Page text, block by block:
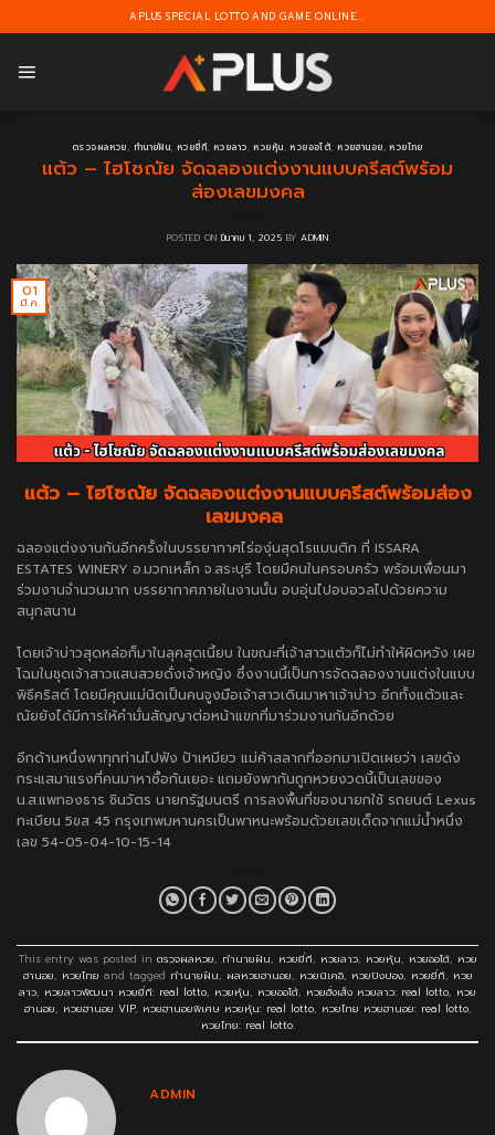
to
APLUS SPECIAL LOTTO AND GAME ONLINE...
ตรวจผลหวย, ทำนายฝัน, หวยยี่กี, หวยลาว, หวยหุ้น, หวยออโต้, หวยฮานอย, หวยไทย
แต้ว – ไฮโซณัย จัดฉลองแต่งงานแบบครีสต์พร้อม
ส่องเลขมงคล
POSTED ONมีนาคม 1, 2025 BYADMIN
01
มี.ค.
แต้ว – ไฮโซณัย จัดฉลองแต่งงานแบบครีสต์พร้อมส่อง
เลขมงคล
ฉลองแต่งงานกันอีกครั้งในบรรยากาศไร่องุ่นสุดโรแมนติก ที่ ISSARA
ESTATES WINERY อ.มวกเหล็ก จ.สระบุรี โดยมีคนในครอบครัว พร้อมเพื่อนมา
ร่วมงานจำนวนมาก บรรยากาศภายในงานนั้น อบอุ่นไปอบอวลไปด้วยความ
สนุกสนาน
โดยเจ้าบ่าวสุดหล่อก็มาในลุคสุดเนี้ยบ ในขณะที่เจ้าสาวแต้วก็ไม่ทำให้ผิดหวัง เผย
โฉมในชุดเจ้าสาวแสนสวยดั่งเจ้าหญิง ซึ่งงานนี้เป็นการจัดฉลองงานแต่งในแบบ
พิธีคริสต์ โดยมีคุณแม่นิดเป็นคนจูงมือเจ้าสาวเดินมาหาเจ้าบ่าว อีกทั้งแต้วและ
ณัยยังได้มีการให้คำมั่นสัญญาต่อหน้าแขกที่มาร่วมงานกันอีกด้วย
อีกด้านหนึ่งพาทุกท่านไปฟัง ป้าเหมียว แม่ค้าสลากที่ออกมาเปิดเผยว่า เลขดัง
กระแสมาแรงที่คนมาหาซื้อกันเยอะ แถมยังพากันถูกหวยงวดนี้เป็นเลขของ
น.ส.แพทองธาร ชินวัตร นายกรัฐมนตรี การลงพื้นที่ของนายกใช้ รถยนต์ Lexus
ทะเบียน 5ขส 45 กรุงเทพมหานครเป็นพาหนะพร้อมด้วยเลขเด็ดจากแม่น้ำหนึ่ง
เลข 54-05-04-10-15-14
This entry was posted in ตรวจผลหวย, ทำนายฝัน, หวยยี่กี, หวยลาว, หวยหุ้น, หวยออโต้, หวย
ฮานอย, หวยไทย and tagged ทำนายฝัน, ผลหวยฮานอย, หวยนิเคอิ, หวยปิงปอง, หวยยี่กี, หวย
ลาว, หวยลาวพัฒนา หวยยี่กี: real lotto, หวยหุ้น, หวยออโต้, หวยฮั่งเส็ง หวยลาว: real lotto, หวย
ฮานอย, หวยฮานอย VIP, หวยฮานอยพิเศษ หวยหุ้น: real lotto, หวยไทย หวยฮานอย: real lotto,
หวยไทย: real lotto.
ADMIN